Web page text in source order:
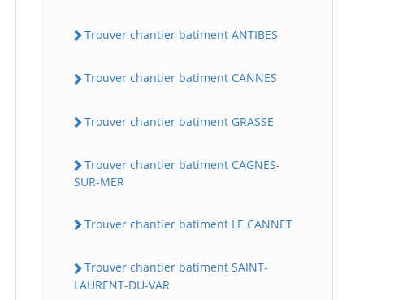
Trouver chantier batiment ANTIBES
Trouver chantier batiment CANNES
Trouver chantier batiment GRASSE
Trouver chantier batiment CAGNES-
SUR-MER
Trouver chantier batiment LE CANNET
Trouver chantier batiment SAINT-
LAURENT-DU-VAR